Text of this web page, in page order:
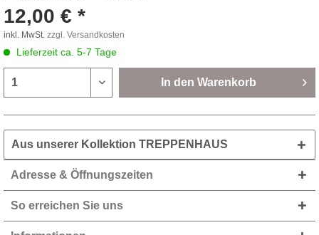
12,00 € *
inkl. MwSt. zzgl. Versandkosten
Lieferzeit ca. 5-7 Tage
In den Warenkorb
Aus unserer Kollektion TREPPENHAUS
Adresse & Öffnungszeiten
So erreichen Sie uns